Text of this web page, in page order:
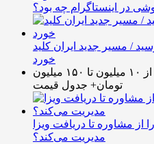
در اینستاگرام چه بود؟
/ مسیر جدید ایران کلید
خورد
ریزش در بازار خودرو ادامه دارد؛ از ۱۰ میلیون تا ۱۵۰ میلیون
تومان+ جدول قیمت
مشاوره تا دریافت ویزا
مدیریت می‌کند؟